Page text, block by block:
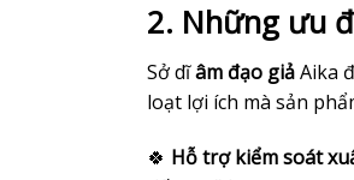
2. Những ưu
Sở dĩâm đạo giảAika
loạt lợi ích mà sản
🍀 Hỗ trợ kiểm soát